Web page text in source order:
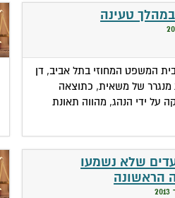
טעינה
המשפט המחוזי בתל אביב, דן
מנגרר של משאית, כתוצאה
על ידי הנהג, מהווה תאונת
שלא נשמעו
הראשונה